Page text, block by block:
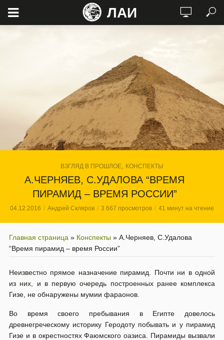
ЛАИ
ВЗГЛЯД В ПРОШЛОЕ КОНСПЕКТЫ
А.ЧЕРНЯЕВ, С.УДАЛОВА “ВРЕМЯ
ПИРАМИД – ВРЕМЯ РОССИИ”
04.12.2016 Андрей Скляров 3 667 просмотров 41 минут на чтение
Главная страница » Конспекты » А.Черняев, С.Удалова
“Время пирамид – время России”
Неизвестно прямое назначение пирамид. Почти ни в одной
из них, и в первую очередь построенных ранее комплекса
Гизе, не обнаружены мумии фараонов.
Во время своего пребывания в Египте довелось
древнегреческому историку Геродоту побывать и у пирамид
Гизе и в окрестностях Фаюмского оазиса. Пирамиды вызвали